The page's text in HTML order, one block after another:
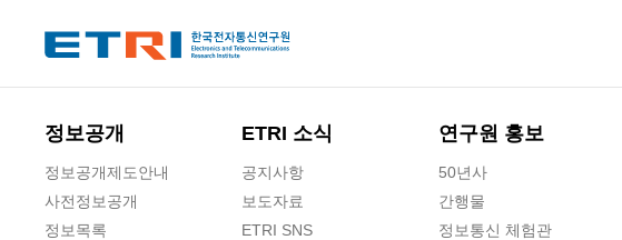
정보공개
정보공개제도안내
사전정보공개
정보목록
ETRI 소식
공지사항
보도자료
ETRI SNS
연구원 홍보
50년사
간행물
정보통신 체험관